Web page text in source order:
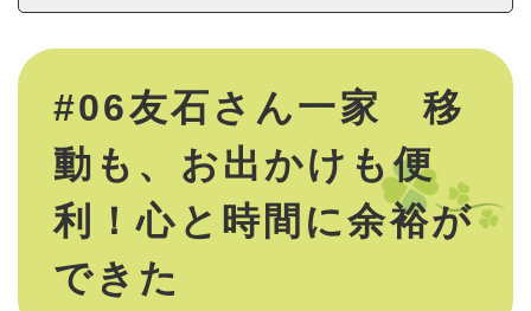
本
#06友石さん一家 移
動も、お出かけも便
利！心と時間に余裕が
できた